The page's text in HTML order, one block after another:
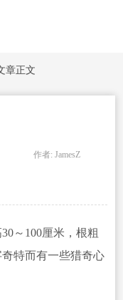
章正文
作者: JamesZ
30～100厘米，根粗
特而有一些猎奇心